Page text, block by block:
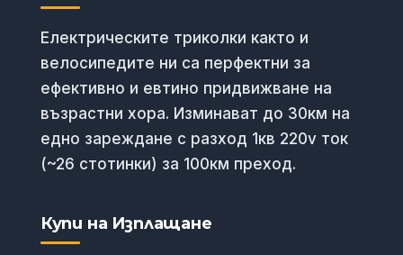
Електрическите триколки както и
велосипедите ни са перфектни за
ефективно и евтино придвижване на
възрастни хора. Изминават до 30км на
едно зареждане с разход 1кв 220v ток
(~26 стотинки) за 100км преход.
Купи на Изплащане